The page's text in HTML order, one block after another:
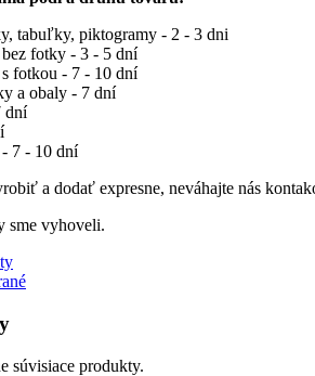
tabuľky, piktogramy - 2 - 3 dni
fotky - 3 - 5 dní
fotkou - 7 - 10 dní
a obaly - 7 dní
dní
7 - 10 dní
a dodať expresne, neváhajte nás
sme vyhoveli.
súvisiace produkty.